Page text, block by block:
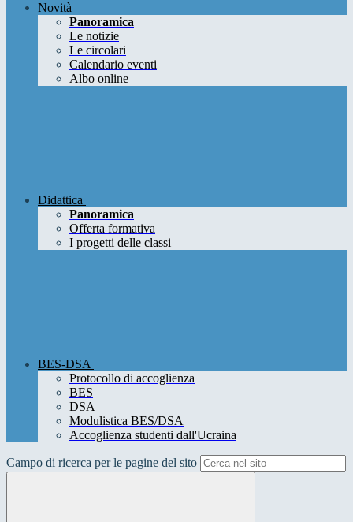
Novità
Panoramica
Le notizie
Le circolari
Calendario eventi
Albo online
Didattica
Panoramica
Offerta formativa
I progetti delle classi
BES-DSA
Protocollo di accoglienza
BES
DSA
Modulistica BES/DSA
Accoglienza studenti dall'Ucraina
Campo di ricerca per le pagine del sito